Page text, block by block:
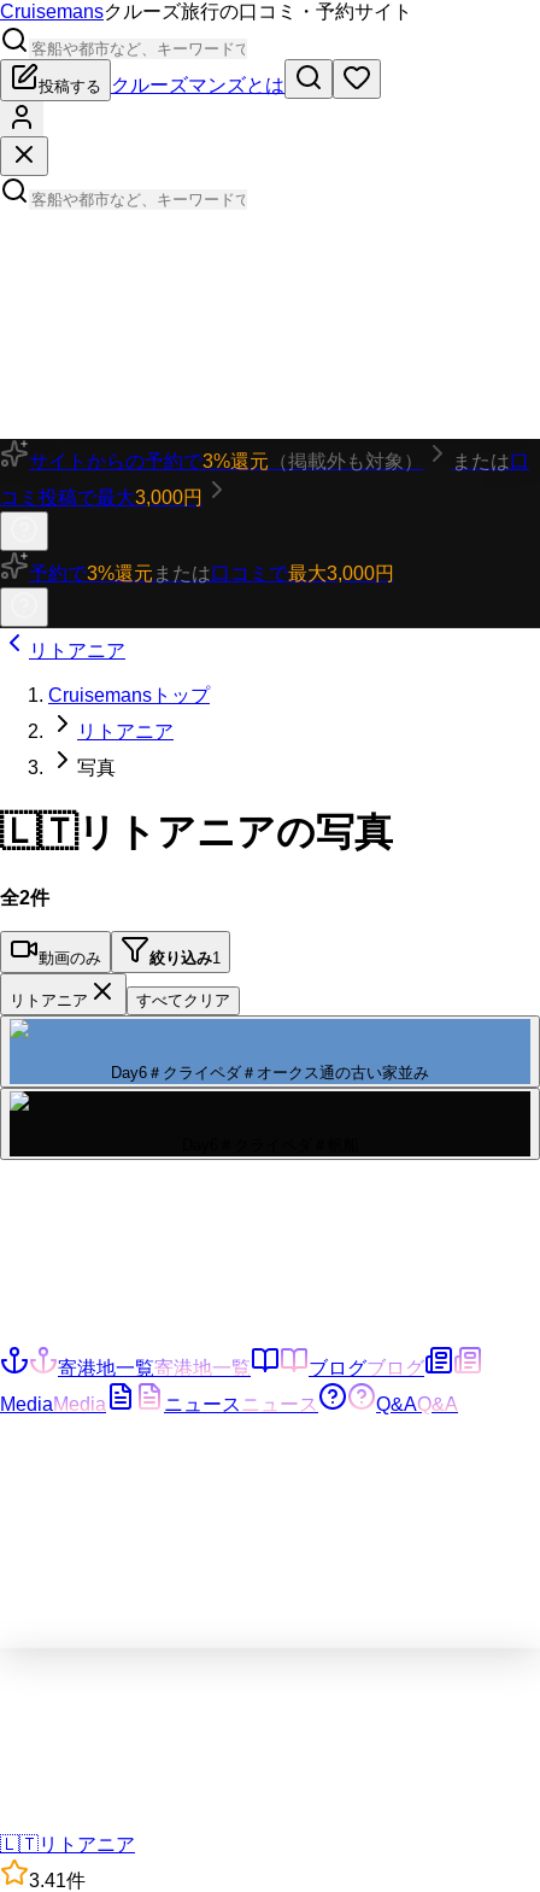
Cruisemansクルーズ旅行の口コミ・予約サイト
投稿する クルーズマンズとは
サイトからの予約で3%還元 （掲載外も対象） または口
コミ投稿で最大3,000円
予約で3%還元 または口コミで最大3,000円
リトアニア
Cruisemansトップ
リトアニア
写真
🇱🇹リトアニアの写真
全2件
動画のみ 絞り込み1
リトアニア すべてクリア
Day6＃クライペダ＃オークス通の古い家並み
寄港地一覧寄港地一覧 ブログブログ
MediaMedia ニュース ニュース Q&AQ&A
🇱🇹リトアニア
3.41件